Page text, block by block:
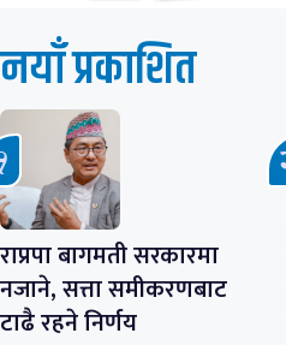
नयाँ प्रकाशित
राप्रपा बागमती सरकारमा
नजाने, सत्ता समीकरणबाट
टाढै रहने निर्णय